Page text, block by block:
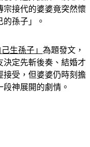
的孫子」。
定先斬後奏、結婚才
受，但婆婆仍時刻擔
段神展開的劇情。